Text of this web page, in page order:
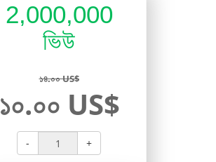
2,000,000
ভিউ
১৪.০০ US$
১০.০০ US$
- +